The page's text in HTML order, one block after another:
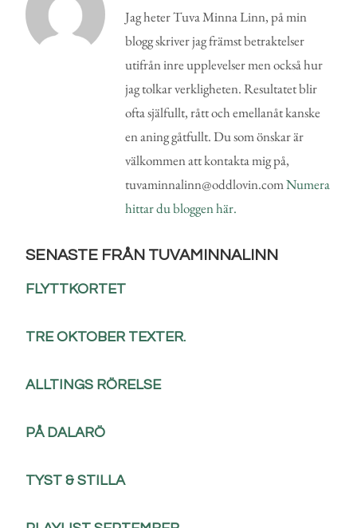
Jag heter Tuva Minna Linn, på min
blogg skriver jag främst betraktelser
utifrån inre upplevelser men också hur
jag tolkar verkligheten. Resultatet blir
ofta själfullt, rått och emellanåt kanske
en aning gåtfullt. Du som önskar är
välkommen att kontakta mig på,
tuvaminnalinn@oddlovin.comNumera
hittar du bloggen här.
SENASTE FRÅN TUVAMINNALINN
FLYTTKORTET
TRE OKTOBER TEXTER.
ALLTINGS RÖRELSE
PÅ DALARÖ
TYST & STILLA